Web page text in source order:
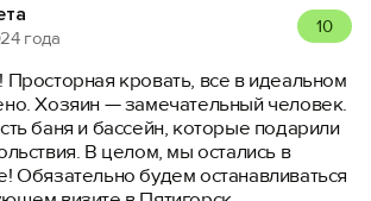
года
10
Просторная кровать, все в идеальном
Хозяин — замечательный человек.
баня и бассейн, которые подарили
В целом, мы остались в
Обязательно будем останавливаться